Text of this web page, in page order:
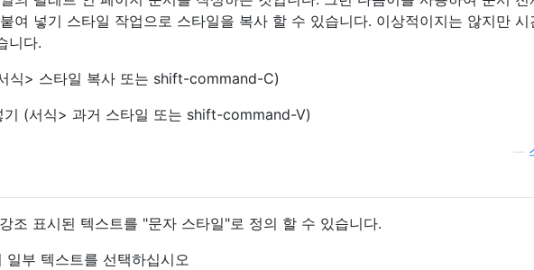
여 넣기 스타일 작업으로 스타일을 복사 할 수 있습니다. 이상적이지는 않지만 시
니다.
식> 스타일 복사 또는 shift-command-C)
기 (서식> 과거 스타일 또는 shift-command-V)
조 표시된 텍스트를 "문자 스타일"로 정의 할 수 있습니다.
일부 텍스트를 선택하십시오